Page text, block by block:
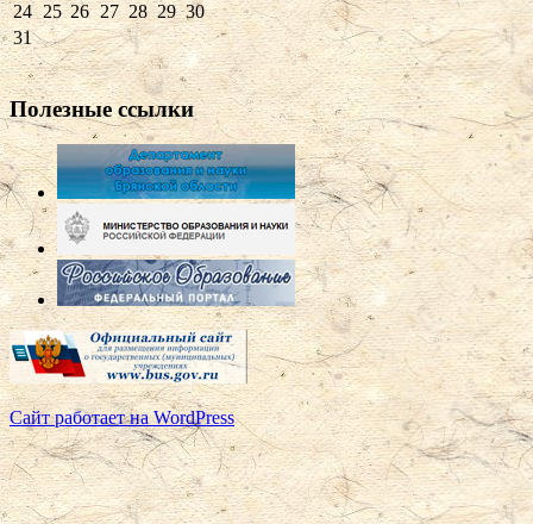
24 25 26 27 28 29 30
31
Полезные ссылки
Сайт работает на WordPress